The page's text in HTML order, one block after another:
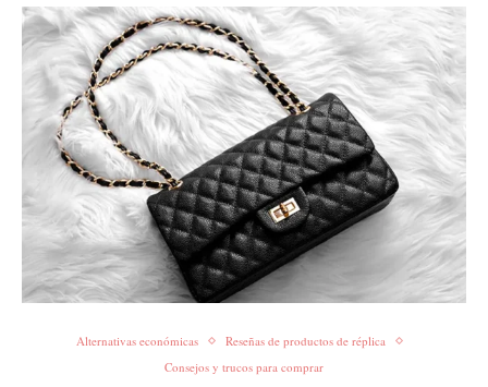
Alternativas económicas
Reseñas de productos de réplica
Consejos y trucos para comprar